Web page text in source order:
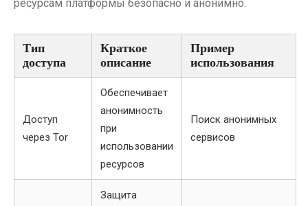
ресурсам платформы безопасно и анонимно.
Тип
доступа
Краткое
описание
Пример
использования
Доступ
через Tor
Обеспечивает
анонимность
при
использовании
ресурсов
Поиск анонимных
сервисов
Защита